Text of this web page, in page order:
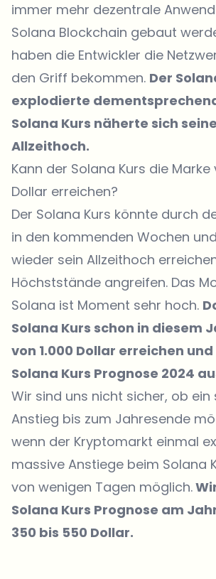
immer mehr dezentrale
Solana Blockchain gebaut
haben die Entwickler die
den Griff bekommen. Der
explodierte
Solana Kurs näherte sich
Allzeithoch.
Kann der Solana Kurs die Marke
Dollar erreichen?
Der Solana Kurs könnte durch
in den kommenden Wochen
wieder sein Allzeithoch
Höchststände angreifen. Das
Solana ist Moment sehr hoch.
Solana Kurs schon in diesem
von 1.000 Dollar erreichen
Solana Kurs Prognose 2024
Wir sind uns nicht sicher, ob
Anstieg bis zum Jahresende
wenn der Kryptomarkt einmal
massive Anstiege beim Solana
von wenigen Tagen möglich.
Solana Kurs Prognose am
350 bis 550 Dollar.